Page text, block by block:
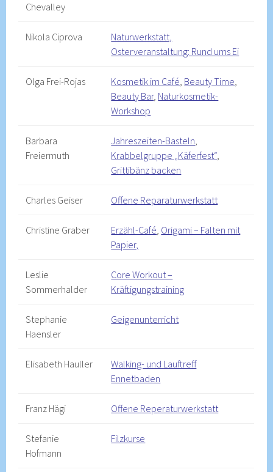
Chevalley
Nikola Ciprova
Naturwerkstatt,
Osterveranstaltung: Rund ums Ei
Olga Frei-Rojas Kosmetik im Café, Beauty Time,
Beauty Bar, Naturkosmetik-
Workshop
Barbara
Freiermuth
Jahreszeiten-Basteln,
Krabbelgruppe „Käferfest“,
Grittibänz backen
Charles Geiser Offene Reparaturwerkstatt
Christine Graber Erzähl-Café, Origami – Falten mit
Papier,
Leslie
Sommerhalder
Core Workout –
Kräftigungstraining
Stephanie
Haensler
Geigenunterricht
Elisabeth Hauller
Walking- und Lauftreff
Ennetbaden
Franz Hägi Offene Reperaturwerkstatt
Stefanie
Hofmann
Filzkurse